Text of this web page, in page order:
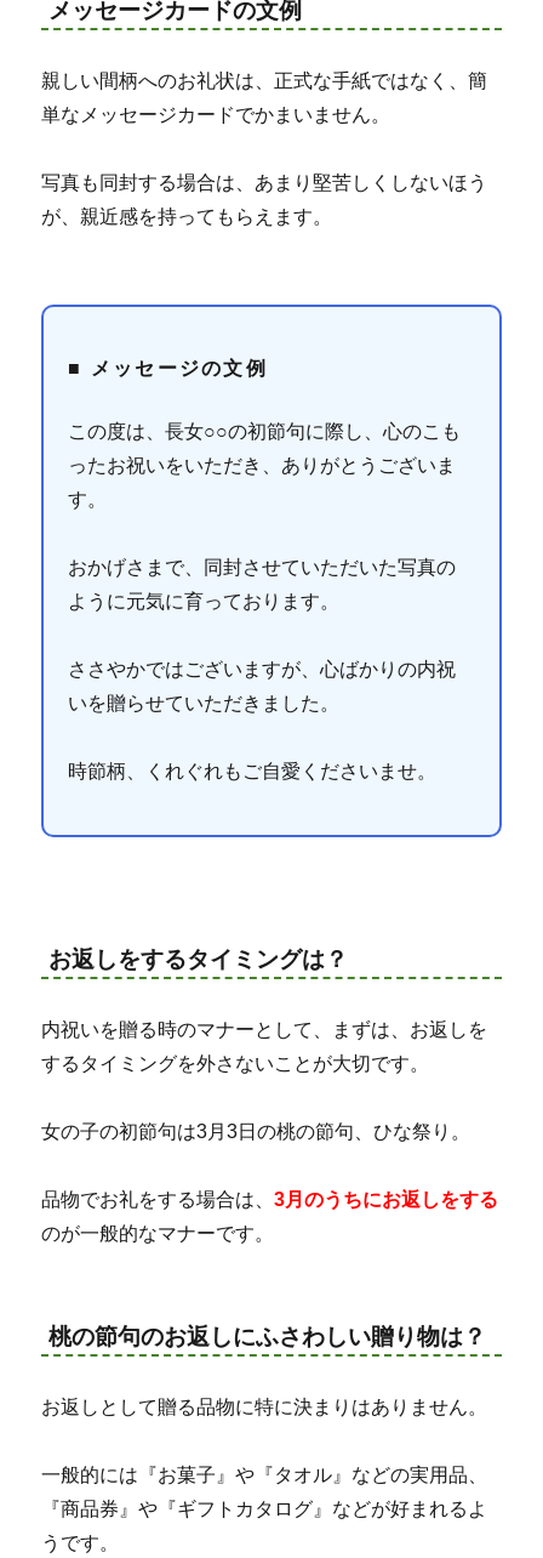
メッセージカードの文例
親しい間柄へのお礼状は、正式な手紙ではなく、簡
単なメッセージカードでかまいません。
写真も同封する場合は、あまり堅苦しくしないほう
が、親近感を持ってもらえます。
■ メッセージの文例
この度は、長女○○の初節句に際し、心のこも
ったお祝いをいただき、ありがとうございま
す。
おかげさまで、同封させていただいた写真の
ように元気に育っております。
ささやかではございますが、心ばかりの内祝
いを贈らせていただきました。
時節柄、くれぐれもご自愛くださいませ。
お返しをするタイミングは？
内祝いを贈る時のマナーとして、まずは、お返しを
するタイミングを外さないことが大切です。
女の子の初節句は3月3日の桃の節句、ひな祭り。
品物でお礼をする場合は、3月のうちにお返しをする
のが一般的なマナーです。
桃の節句のお返しにふさわしい贈り物は？
お返しとして贈る品物に特に決まりはありません。
一般的には『お菓子』や『タオル』などの実用品、
『商品券』や『ギフトカタログ』などが好まれるよ
うです。